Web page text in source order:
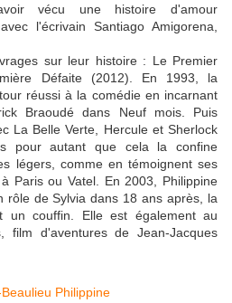
vécu une histoire d'amour
l'écrivain Santiago Amigorena,
sur leur histoire : Le Premier
Défaite (2012). En 1993, la
réussi à la comédie en incarnant
Braoudé dans Neuf mois. Puis
La Belle Verte, Hercule et Sherlock
pour autant que cela la confine
légers, comme en témoignent ses
Paris ou Vatel. En 2003, Philippine
rôle de Sylvia dans 18 ans après, la
un couffin. Elle est également au
film d'aventures de Jean-Jacques